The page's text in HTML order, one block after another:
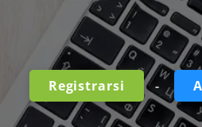
Registrarsi -